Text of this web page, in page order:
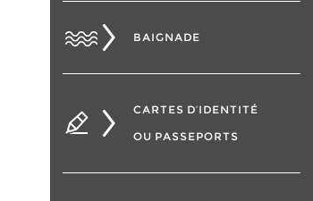
BAIGNADE
CARTES D’IDENTITÉ
OU PASSEPORTS